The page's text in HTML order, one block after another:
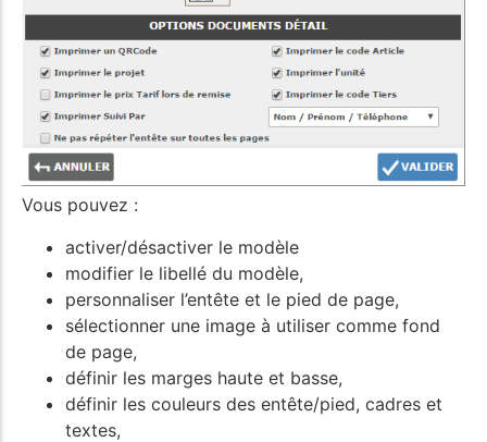
Vous pouvez :
activer/désactiver le modèle
modifier le libellé du modèle,
personnaliser l’entête et le pied de page,
sélectionner une image à utiliser comme fond
de page,
définir les marges haute et basse,
définir les couleurs des entête/pied, cadres et
textes,